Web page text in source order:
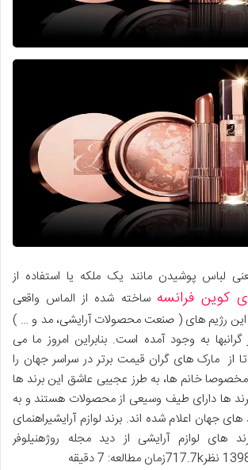
لباس پوشیدن مانند یک ملکه یا استفاده از
کوین فرانسه ساخته شده از الماس واقعی
رژیم های ( صنعت محصولات آرایشی، مد و … )
به وجود آمده است. بنابراین امروز ما می
خواهیم به شما، 10 تا از مارک های گران قیمت برتر در سراسر جهان را
مخصوصا خانم ها، به طرز عجیبی عاشق این برند ها
ها دارای طیف وسیعی از محصولات هستند و به
جهان اعلام شده اند. برند لوازم آرایشیراهنمای
های لوازم آرایشی از دید مجله روژهنیلوفر